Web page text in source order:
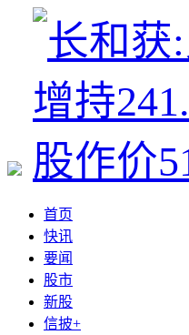
首页
快讯
要闻
股市
新股
信披+